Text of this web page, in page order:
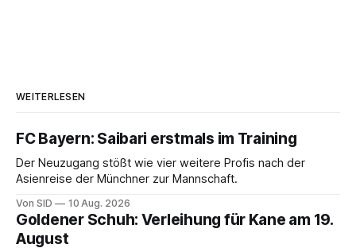
WEITERLESEN
FC Bayern: Saibari erstmals im Training
Der Neuzugang stößt wie vier weitere Profis nach der
Asienreise der Münchner zur Mannschaft.
Von SID 10 Aug. 2026
Goldener Schuh: Verleihung für Kane am 19.
August